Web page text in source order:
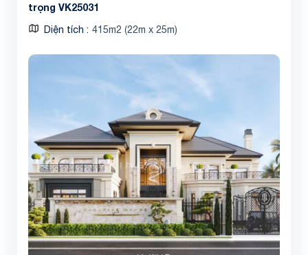
trọng VK25031
Diện tích 415m2 (22m x 25m)